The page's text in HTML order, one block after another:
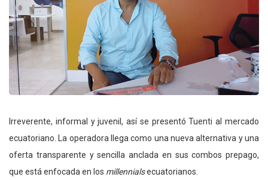
Irreverente, informal y juvenil, así se presentó Tuenti al mercado
ecuatoriano. La operadora llega como una nueva alternativa y una
oferta transparente y sencilla anclada en sus combos prepago,
que está enfocada en los millennialsecuatorianos.